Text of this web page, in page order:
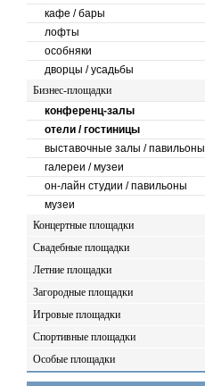
кафе / бары
лофты
особняки
дворцы / усадьбы
Бизнес-площадки
конференц-залы
отели / гостиницы
выставочные залы / павильоны
галереи / музеи
он-лайн студии / павильоны
музеи
Концертные площадки
Свадебные площадки
Летние площадки
Загородные площадки
Игровые площадки
Спортивные площадки
Особые площадки